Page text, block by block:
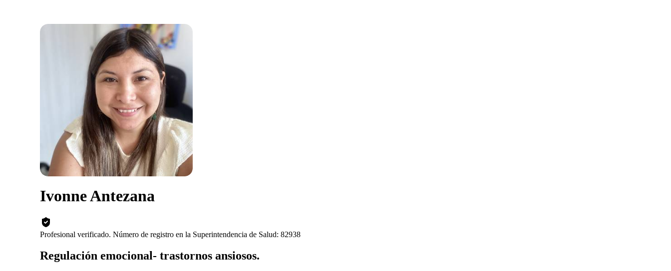
Ivonne Antezana
Profesional verificado. Número de registro en la Superintendencia de Salud: 82938
Regulación emocional- trastornos ansiosos.